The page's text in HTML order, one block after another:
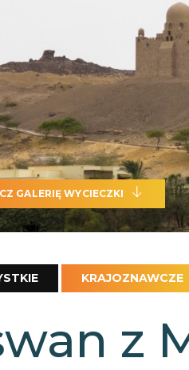
GALERIĘ WYCIECZKI
KRAJOZNAWCZE
z